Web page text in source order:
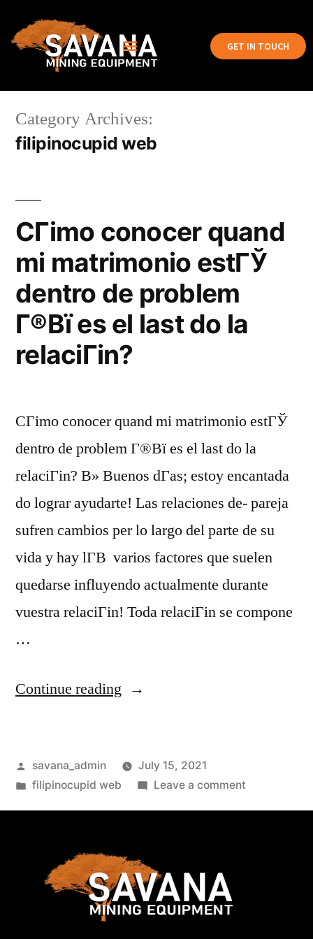
GET IN TOUCH
Category Archives:
filipinocupid web
CГіmo conocer quand
mi matrimonio estГЎ
dentro de problem
Г®Вї es el last do la
relaciГіn?
CГіmo conocer quand mi matrimonio estГЎ
dentro de problem Г®Вї es el last do la
relaciГіn? В» Buenos dГ­as; estoy encantada
do lograr ayudarte! Las relaciones de- pareja
sufren cambios per lo largo del parte de su
vida y hay lГ­В varios factores que suelen
quedarse influyendo actualmente durante
vuestra relaciГіn! Toda relaciГіn se compone
…
Continue reading
savana_admin
July 15, 2021
filipinocupid web
Leave a comment